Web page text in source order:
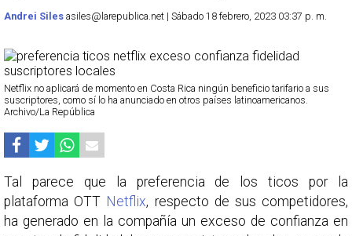
Andrei Siles asiles@larepublica.net | Sábado 18 febrero, 2023 03:37 p. m.
Netflix no aplicará de momento en Costa Rica ningún beneficio tarifario a sus
suscriptores, como sí lo ha anunciado en otros países latinoamericanos.
Archivo/La República
Tal parece que la preferencia de los ticos por la
plataforma OTT Netflix, respecto de sus competidores,
ha generado en la compañía un exceso de confianza en